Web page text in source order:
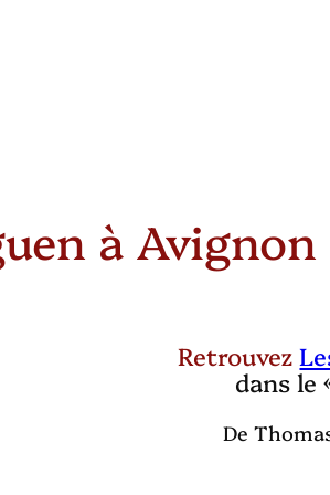
à
Retrouvez
dans le
De